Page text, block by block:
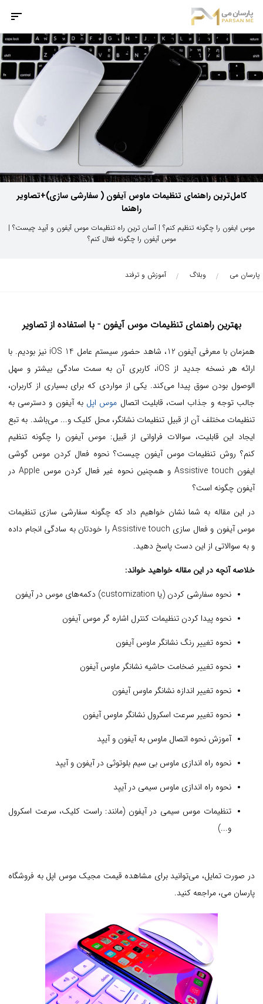
کامل‌ترین راهنمای تنظیمات ماوس آیفون ( سفارشی سازی)+تصاویر
راهنما
موس ایفون را چگونه تنظیم کنم؟ | آسان ترین راه تنظیمات موس آیفون و آیپد چیست؟ |
موس آیفون را چگونه فعال کنم؟
پارسان می وبلاگ آموزش و ترفند
بهترین راهنمای تنظیمات موس آیفون - با استفاده از تصاویر
همزمان با معرفی آیفون 12، شاهد حضور سیستم عامل iOS 14 نیز بودیم. با
ارائه هر نسخه جدید از iOS، کاربری آن به سمت سادگی بیشتر و سهل
الوصول بودن سوق پیدا می‌کند. یکی از مواردی که برای بسیاری از کاربران،
جالب توجه و جذاب است، قابلیت اتصال موس اپل به آیفون و دسترسی به
تنظیمات مختلف آن از قبیل تنظیمات نشانگر، محل کلیک و... می‌باشد. به تبع
ایجاد این قابلیت، سوالات فراوانی از قبیل: موس آیفون را چگونه تنظیم
کنم؟ روش تنظیمات موس آیفون چیست؟ نحوه فعال کردن موس گوشی
ایفون Assistive touch و همچنین نحوه غیر فعال کردن موس Apple در
آیفون چگونه است؟
در این مقاله به شما نشان خواهیم داد که چگونه سفارشی سازی تنظیمات
موس آیفون و فعال سازی Assistive touch را خودتان به سادگی انجام داده
و به سوالاتی از این دست پاسخ دهید.
خلاصه آنچه در این مقاله خواهید خواند:
نحوه سفارشی کردن (یا customization) دکمه‌های موس در آیفون
نحوه پیدا کردن تنظیمات کنترل اشاره گر موس آیفون
نحوه تغییر رنگ نشانگر ماوس آیفون
نحوه تغییر ضخامت حاشیه نشانگر ماوس آیفون
نحوه تغییر اندازه نشانگر ماوس آیفون
نحوه تغییر سرعت اسکرول نشانگر ماوس آیفون
آموزش نحوه اتصال ماوس به آیفون و آیپد
نحوه راه اندازی ماوس بی سیم بلوتوثی در آیفون و آیپد
نحوه راه اندازی ماوس سیمی در آیپد
تنظیمات موس سیمی در آیفون (مانند: راست کلیک، سرعت اسکرول
و...)
در صورت تمایل، می‌توانید برای مشاهده قیمت مجیک موس اپل به فروشگاه
پارسان می، مراجعه کنید.